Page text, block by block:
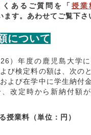
あるご質問を「授業
ます。あわせてご覧下さ
について
）年度の鹿児島大学
び検定料の額は、次の
よび在学中に学生納付
改定時から新納付額
授業料（単位：円）